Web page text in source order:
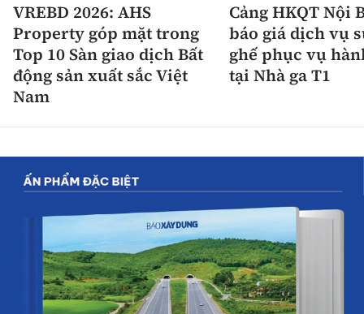
VREBD 2026: AHS
Property góp mặt trong
Top 10 Sàn giao dịch Bất
động sản xuất sắc Việt
Nam
Cảng HKQT Nội
báo giá dịch vụ
ghế phục vụ
tại Nhà ga T1